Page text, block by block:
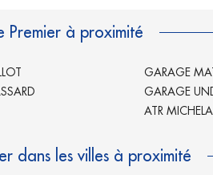
Premier à proximité
GARAGE
GARAGE
ATR
dans les villes à proximité